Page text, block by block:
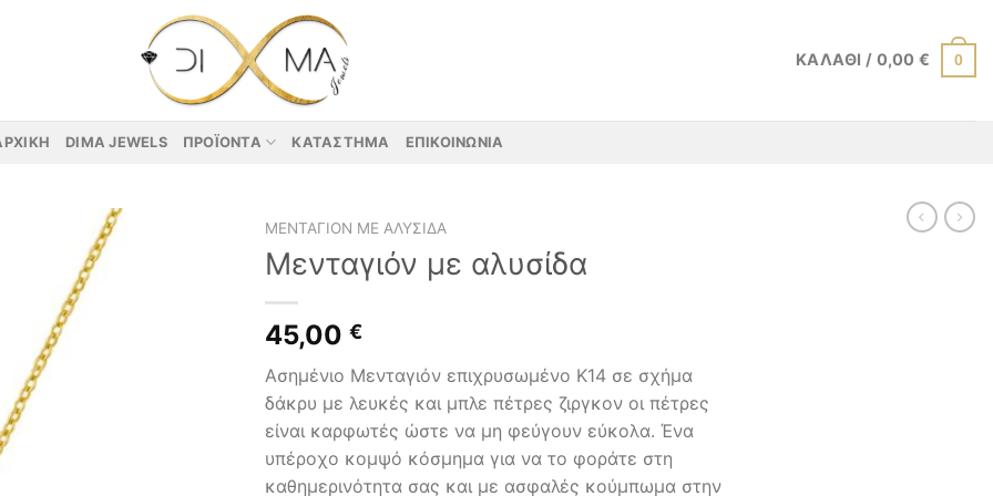
ΚΑΛΆΘΙ / 0,00€ 0
DIMA JEWELS ΠΡΟΪΌΝΤΑ ΚΑΤΆΣΤΗΜΑ ΕΠΙΚΟΙΝΩΝΊΑ
ΜΕΝΤΑΓΙΌΝ ΜΕ ΑΛΥΣΊΔΑ
Μενταγιόν με αλυσίδα
45,00 €
Ασημένιο Μενταγιόν επιχρυσωμένο Κ14 σε σχήμα
δάκρυ με λευκές και μπλε πέτρες ζιργκον οι πέτρες
είναι καρφωτές ώστε να μη φεύγουν εύκολα. Ένα
υπέροχο κομψό κόσμημα για να το φοράτε στη
καθημερινότητα σας και με ασφαλές κούμπωμα στην